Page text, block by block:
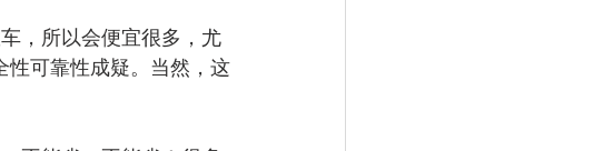
，所以会便宜很多，尤
性可靠性成疑。当然，这